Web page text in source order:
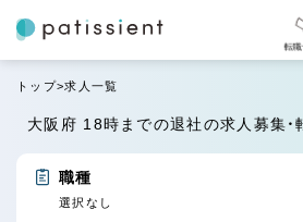
転職
トップ 求人一覧
大阪府 18時までの退社の求人募集
職種
選択なし